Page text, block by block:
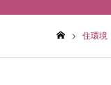
住環境